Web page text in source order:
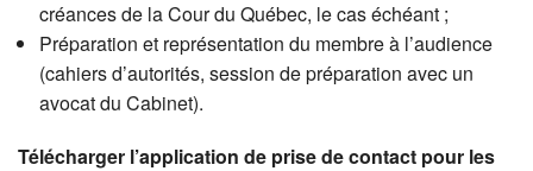
créances de la Cour du Québec, le cas échéant ;
Préparation et représentation du membre à l’audience
(cahiers d’autorités, session de préparation avec un
avocat du Cabinet).
Télécharger l’application de prise de contact pour les